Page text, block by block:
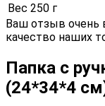
Вес 250 г
Ваш отзыв очень
качество наших
Папка с
(24*34*4